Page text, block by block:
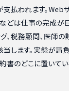
払われます。Web
どは仕事の完成が
、税務顧問、医師
します。実態が請
書のどこに置いて